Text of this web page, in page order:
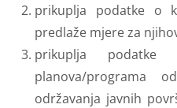
prikuplja podatke o
predlaže mjere za
prikuplja
planova/programa
održavanja javnih